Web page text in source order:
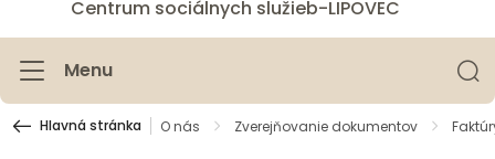
Centrum sociálnych služieb-LIPOVEC
Menu
Hlavná stránka O nás Zverejňovanie dokumentov